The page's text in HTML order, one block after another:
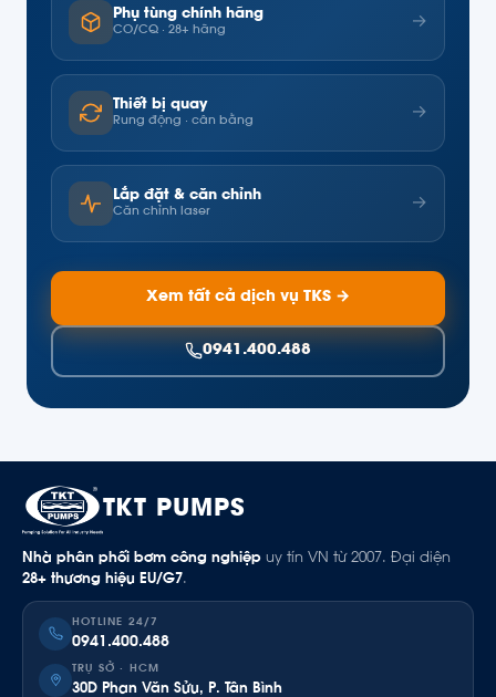
Phụ tùng chính hãng
CO/CQ · 28+ hãng →
Thiết bị quay
Rung động · cân bằng →
Lắp đặt & căn chỉnh
Căn chỉnh laser →
Xem tất cả dịch vụ TKS →
0941.400.488
TKT PUMPS
Nhà phân phối bơm công nghiệp uy tín VN từ 2007. Đại diện
28+ thương hiệu EU/G7.
HOTLINE 24/7
0941.400.488
TRỤ SỞ · HCM
30D Phan Văn Sửu, P. Tân Bình